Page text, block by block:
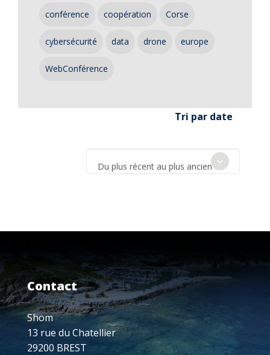
conférence coopération Corse
cybersécurité data drone europe
WebConférence
Tri par date
Du plus récent au plus ancien
Contact
Shom
13 rue du Chatellier
29200 BREST